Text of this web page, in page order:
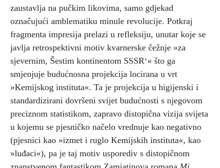
zaustavlja na pučkim likovima, samo gdjekad
označujući amblematiku minule revolucije. Potkraj
fragmenta impresija prelazi u refleksiju, unutar koje se
javlja retrospektivni motiv kvarnerske čežnje »za
sjevernim, Šestim kontinentom SSSR‘« što ga
smjenjuje budućnosna projekcija locirana u vrt
»Kemijskog instituta«. Ta je projekcija u higijenski i
standardizirani dovršeni svijet budućnosti s njegovom
preciznom statistikom, zapravo distopična vizija svijeta
u kojemu se pjesničko načelo vrednuje kao negativno
(pjesnici kao »izmet i ruglo Kemijskih instituta«, kao
»luđaci«), pa je taj motiv usporediv s distopičnom